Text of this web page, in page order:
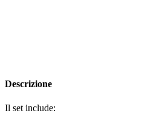
Descrizione
Il set include: